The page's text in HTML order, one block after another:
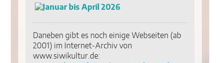
Daneben gibt es noch einige Webseiten (ab
2001) im Internet-Archiv von
www.siwikultur.de: